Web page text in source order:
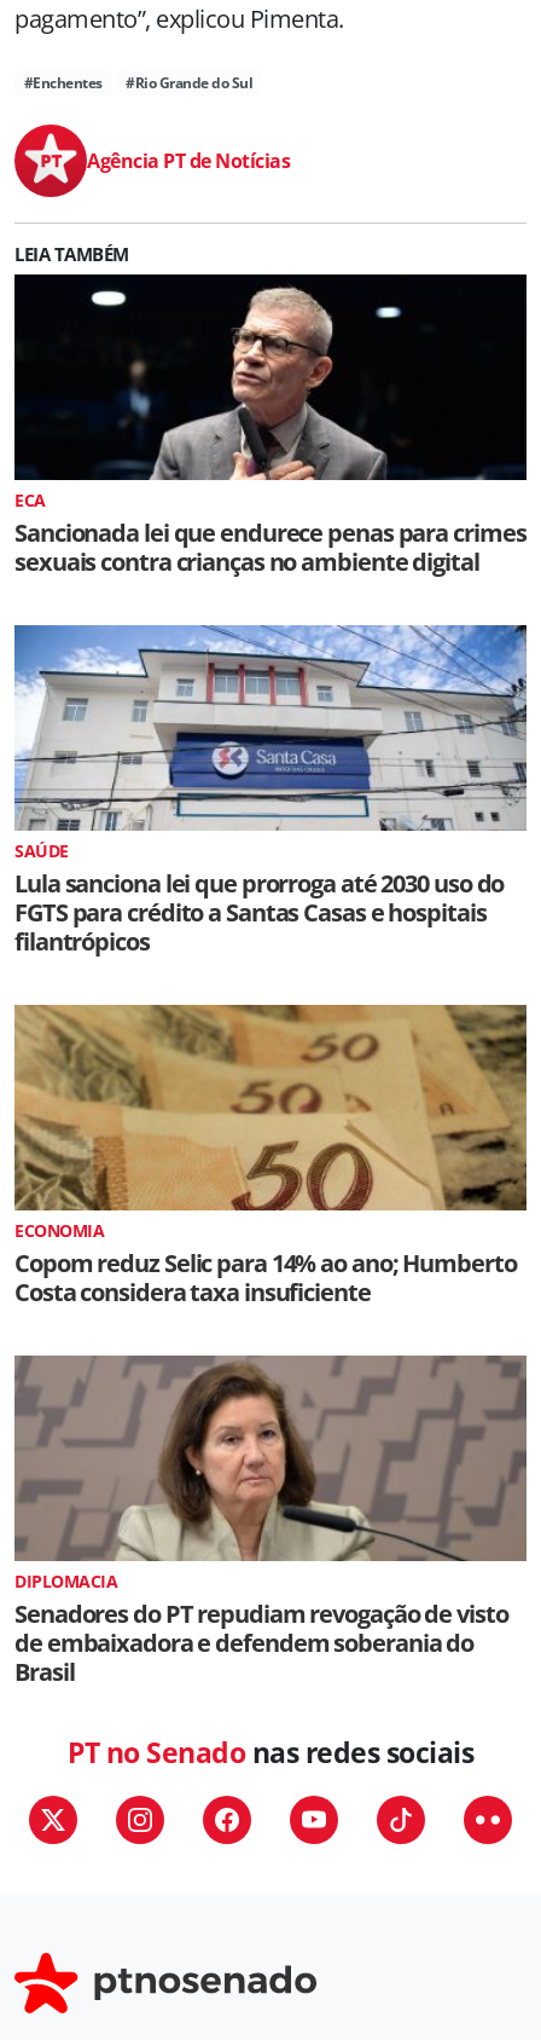
pagamento”, explicou Pimenta.
#Enchentes #Rio Grande do Sul
Agência PT de Notícias
LEIA TAMBÉM
ECA
Sancionada lei que endurece penas para crimes
sexuais contra crianças no ambiente digital
SAÚDE
Lula sanciona lei que prorroga até 2030 uso do
FGTS para crédito a Santas Casas e hospitais
filantrópicos
ECONOMIA
Copom reduz Selic para 14% ao ano; Humberto
Costa considera taxa insuficiente
DIPLOMACIA
Senadores do PT repudiam revogação de visto
de embaixadora e defendem soberania do
Brasil
PT no Senadonas redes sociais